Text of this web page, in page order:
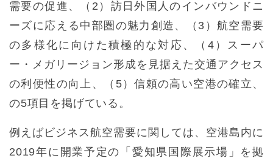
需要の促進、（2）訪日外国人のインバウンドニ
ーズに応える中部圏の魅力創造、（3）航空需要
の多様化に向けた積極的な対応、（4）スーパ
ー・メガリージョン形成を見据えた交通アクセス
の利便性の向上、（5）信頼の高い空港の確立、
の5項目を掲げている。
例えばビジネス航空需要に関しては、空港島内に
2019年に開業予定の「愛知県国際展示場」を拠